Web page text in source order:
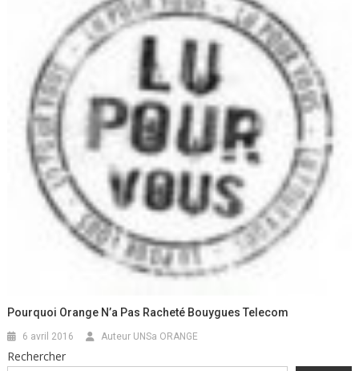
Pourquoi Orange N’a Pas Racheté Bouygues Telecom
6 avril 2016 Auteur UNSa ORANGE
Rechercher